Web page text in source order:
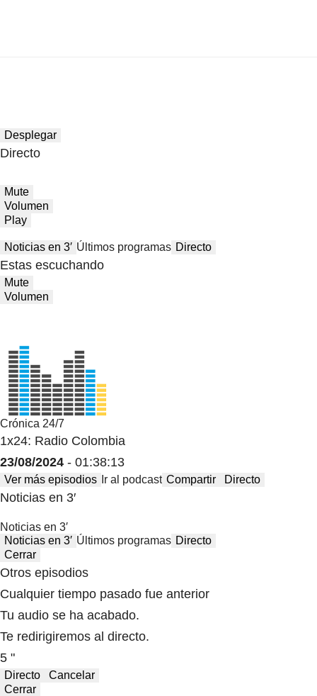
Desplegar
Directo
Mute
Volumen
Play
Noticias en 3′ Últimos programas Directo
Estas escuchando
Mute
Volumen
Crónica 24/7
1x24: Radio Colombia
23/08/2024 - 01:38:13
Ver más episodios Ir al podcast Compartir Directo
Noticias en 3′
Noticias en 3′
Noticias en 3′ Últimos programas Directo
Cerrar
Otros episodios
Cualquier tiempo pasado fue anterior
Tu audio se ha acabado.
Te redirigiremos al directo.
5 "
Directo
Cancelar
Cerrar